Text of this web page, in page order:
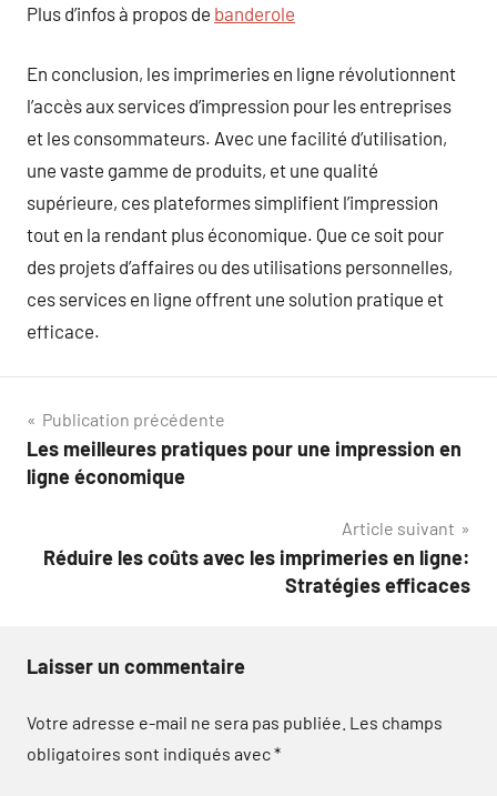
Plus d’infos à propos de banderole
En conclusion, les imprimeries en ligne révolutionnent
l’accès aux services d’impression pour les entreprises
et les consommateurs. Avec une facilité d’utilisation,
une vaste gamme de produits, et une qualité
supérieure, ces plateformes simplifient l’impression
tout en la rendant plus économique. Que ce soit pour
des projets d’affaires ou des utilisations personnelles,
ces services en ligne offrent une solution pratique et
efficace.
Navigation
de
Publication précédente
Les meilleures pratiques pour une impression en
ligne économique
Article suivant
Réduire les coûts avec les imprimeries en ligne:
Stratégies efficaces
Laisser un commentaire
Votre adresse e-mail ne sera pas publiée. Les champs
obligatoires sont indiqués avec*